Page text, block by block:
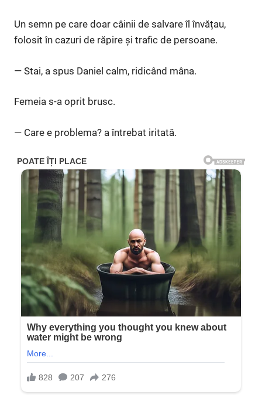
Un semn pe care doar câinii de salvare îl învățau,
folosit în cazuri de răpire și trafic de persoane.
— Stai, a spus Daniel calm, ridicând mâna.
Femeia s-a oprit brusc.
— Care e problema? a întrebat iritată.